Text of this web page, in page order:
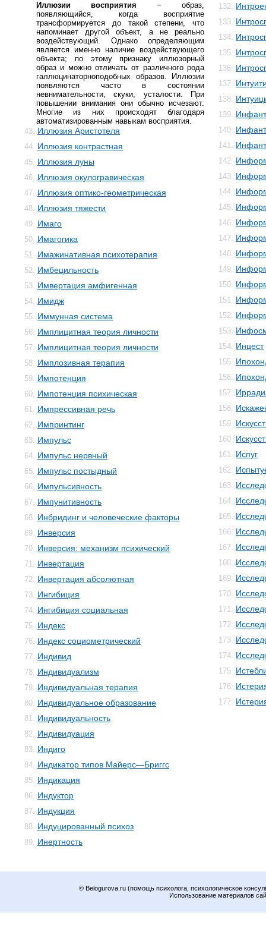
Иллюзии восприятия − образ,
появляющийся, когда восприятие
трансформируется до такой степени, что
напоминает другой объект, а не реально
воздействующий. Однако определяющим
является именно наличие воздействующего
объекта; по этому признаку иллюзорный
образ и можно отличать от различного рода
галлюцинаторноподобных образов. Иллюзии
появляются часто в состоянии
невнимательности, скуки, усталости. При
повышении внимания они обычно исчезают.
Многие из них происходят благодаря
автоматизированным навыкам восприятия.
43. Иллюзия Аристотеля
44. Иллюзия контрастная
45. Иллюзия луны
46. Иллюзия окулогравическая
47. Иллюзия оптико-геометрическая
48. Иллюзия тяжести
49. Имаго
50. Имагогика
51. Имажинативная психотерапия
52. Имбецильность
53. Имвертация амфигенная
54. Имидж
55. Иммунная система
56. Имплицитная теория личности
57. Имплицитная теория личности
58. Имплозивная терапия
59. Импотенция
60. Импотенция психическая
61. Импрессивная речь
62. Импринтинг
63. Импульс
64. Импульс нервный
65. Импульс постыдный
66. Импульсивность
67. Импунитивность
68. Инбридинг и человеческие факторы
69. Инверсия
70. Инверсия: механизм психический
71. Инвертация
72. Инвертация абсолютная
73. Ингибиция
74. Ингибиция социальная
75. Индекс
76. Индекс социометрический
77. Индивид
78. Индивидуализм
79. Индивидуальная терапия
80. Индивидуальное образование
81. Индивидуальность
82. Индивидуация
83. Индиго
84. Индикатор типов Майерс—Бриггс
85. Индикация
86. Индуктор
87. Индукция
88. Индуцированный психоз
89. Инертность
132.
133.
134.
135.
136.
137.
138.
139.
140.
141.
142.
143.
144.
145.
146.
147.
148.
149.
150.
151.
152.
153.
154. Инцест
155.
156.
157.
158.
159.
160.
161. Испуг
162.
163.
164.
165.
166.
167.
168.
169.
170.
171.
172.
173.
174.
175.
176.
177.
© Belogurova.ru (помощь психолога, психологическое
Использование материалов